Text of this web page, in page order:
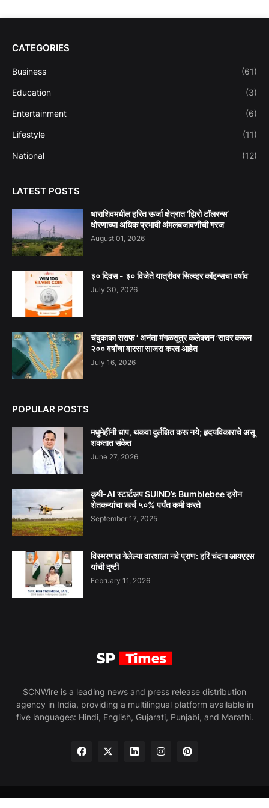
CATEGORIES
Business (61)
Education (3)
Entertainment (6)
Lifestyle (11)
National (12)
LATEST POSTS
धाराशिवमधील हरित ऊर्जा क्षेत्रात ‘झिरो टॉलरन्स’
धोरणाच्या अधिक प्रभावी अंमलबजावणीची गरज
August 01, 2026
३० दिवस - ३० विजेते यात्रीवर सिल्व्हर कॉइन्सचा वर्षाव
July 30, 2026
चंदुकाका सराफ ‘ अनंता मंगळसूत्र कलेक्शन ’सादर करून
२०० वर्षांचा वारसा साजरा करत आहेत
July 16, 2026
POPULAR POSTS
मधुमेहींनी धाप, थकवा दुर्लक्षित करू नये; हृदयविकाराचे असू
शकतात संकेत
June 27, 2026
कृषी-AI स्टार्टअप SUIND’s Bumblebee ड्रोन
शेतकऱ्यांचा खर्च ५०% पर्यंत कमी करते
September 17, 2025
विस्मरणात गेलेल्या वारशाला नवे प्राण: हरि चंदना आयएएस
यांची दृष्टी
February 11, 2026
SCNWire is a leading news and press release distribution
agency in India, providing a multilingual platform available in
five languages: Hindi, English, Gujarati, Punjabi, and Marathi.